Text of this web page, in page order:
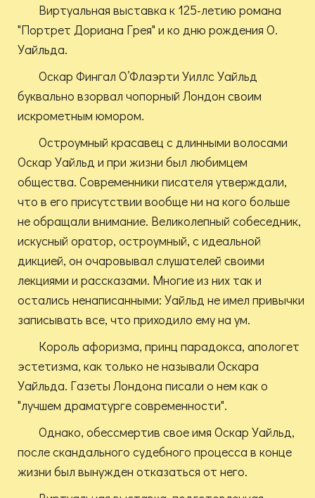
Виртуальная выставка к 125-летию романа
"Портрет Дориана Грея" и ко дню рождения О.
Уайльда.
Оскар Фингал О’Флаэрти Уиллс Уайльд
буквально взорвал чопорный Лондон своим
искрометным юмором.
Остроумный красавец с длинными волосами
Оскар Уайльд и при жизни был любимцем
общества. Современники писателя утверждали,
что в его присутствии вообще ни на кого больше
не обращали внимание. Великолепный собеседник,
искусный оратор, остроумный, с идеальной
дикцией, он очаровывал слушателей своими
лекциями и рассказами. Многие из них так и
остались ненаписанными: Уайльд не имел привычки
записывать все, что приходило ему на ум.
Король афоризма, принц парадокса, апологет
эстетизма, как только не называли Оскара
Уайльда. Газеты Лондона писали о нем как о
"лучшем драматурге современности".
Однако, обессмертив свое имя Оскар Уайльд,
после скандального судебного процесса в конце
жизни был вынужден отказаться от него.